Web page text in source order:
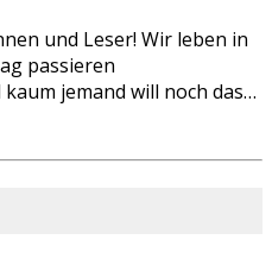
und Leser! Wir leben in
passieren
jemand will noch das…